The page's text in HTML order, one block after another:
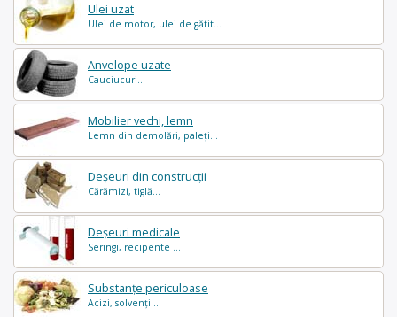
Ulei uzat
Ulei de motor, ulei de gătit...
Anvelope uzate
Cauciucuri...
Mobilier vechi, lemn
Lemn din demolări, paleți...
Deșeuri din construcții
Cărămizi, tiglă...
Deșeuri medicale
Seringi, recipente ...
Substanțe periculoase
Acizi, solvenți ...